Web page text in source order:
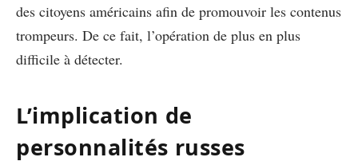
des citoyens américains afin de promouvoir les contenus
trompeurs. De ce fait, l’opération de plus en plus
difficile à détecter.
L’implication de
personnalités russes